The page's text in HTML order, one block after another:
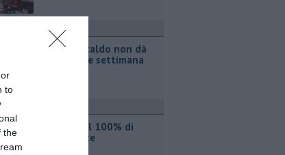
to
the
Il grande caldo non dà
tregua, fine settimana
Iren sale al 100% di
Etambiente